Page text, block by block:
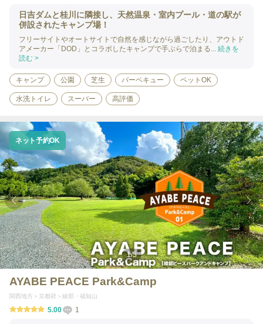
日吉ダムと桂川に隣接し、天然温泉・室内プール・道の駅が
併設されたキャンプ場！
フリーサイトやオートサイトで自然を感じながら過ごしたり、アウトド
アメーカー「DOD」とコラボしたキャンプで手ぶらで泊まる... 続きを
読む >
キャンプ 公園 芝生 バーベキュー ペットOK
水洗トイレ スーパー 高評価
1/5
ネット予約OK
AYABE PEACE Park&Camp
関西地方 京都府 綾部・福知山
5.00 1